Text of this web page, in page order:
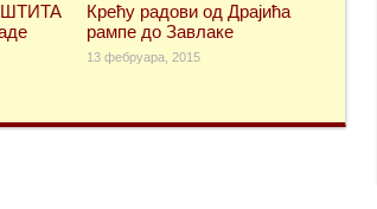
Крећу радови од Драјића
рампе до Завлаке
13 фебруара, 2015